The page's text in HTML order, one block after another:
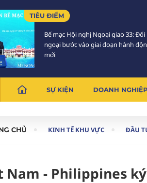
TIÊU ĐIỂM
Bế mạc Hội nghị Ngoại giao 33: Đối
ngoại bước vào giai đoạn hành
mới
SỰ KIỆN DOANH NGHIỆP
CHỦ KINH TẾ KHU VỰC ĐẦU
Nam - Philippines